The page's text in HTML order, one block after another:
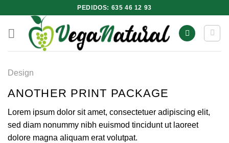
contenido
PEDIDOS: 635 46 12 93
Design
ANOTHER PRINT PACKAGE
Lorem ipsum dolor sit amet, consectetuer adipiscing elit,
sed diam nonummy nibh euismod tincidunt ut laoreet
dolore magna aliquam erat volutpat.